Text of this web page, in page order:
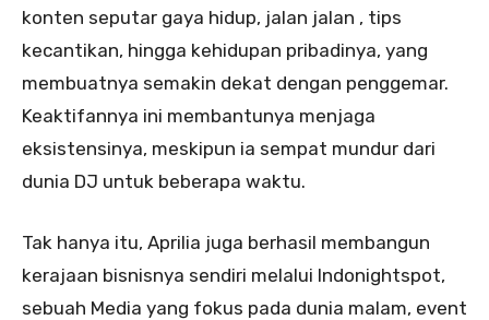
konten seputar gaya hidup, jalan jalan , tips
kecantikan, hingga kehidupan pribadinya, yang
membuatnya semakin dekat dengan penggemar.
Keaktifannya ini membantunya menjaga
eksistensinya, meskipun ia sempat mundur dari
dunia DJ untuk beberapa waktu.
Tak hanya itu, Aprilia juga berhasil membangun
kerajaan bisnisnya sendiri melalui Indonightspot,
sebuah Media yang fokus pada dunia malam, event